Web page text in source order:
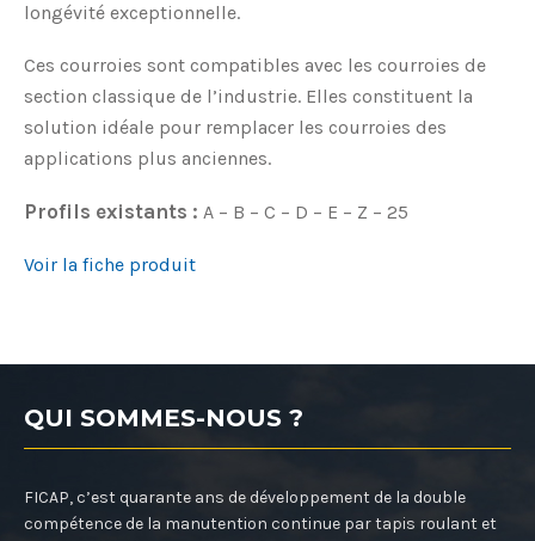
longévité exceptionnelle.
Ces courroies sont compatibles avec les courroies de
section classique de l’industrie. Elles constituent la
solution idéale pour remplacer les courroies des
applications plus anciennes.
Profils existants : A – B – C – D – E – Z – 25
Voir la fiche produit
QUI SOMMES-NOUS ?
FICAP, c’est quarante ans de développement de la double
compétence de la manutention continue par tapis roulant et